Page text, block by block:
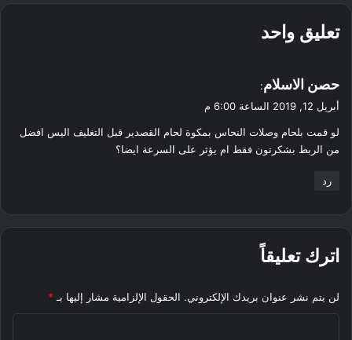
تعليق واحد
ي
ق
ل
حصن الاسلام:
أبريل 12, 2019 الساعة 6:00 م
لو قمت بلحام وصلات النحاس بمكوة لحام القصدير قبل التغليف اليس افضل
من الربط بشكرتون فقط ام يؤثر على السرعة ايضا؟
رد
اترك تعليقاً
لن يتم نشر عنوان بريدك الإلكتروني. الحقول الإلزامية مشار إليها بـ *